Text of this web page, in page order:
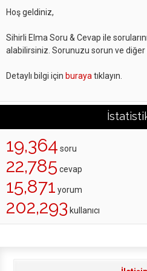
Hoş geldiniz,
Sihirli Elma Soru & Cevap ile
alabilirsiniz. Sorunuzu sorun ve diğer
Detaylı bilgi için buraya tıklayın.
19,364 soru
22,785 cevap
15,871 yorum
202,293 kullanıcı